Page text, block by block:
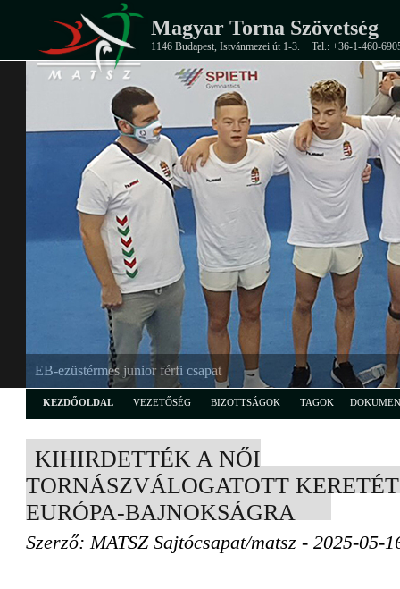
Magyar Torna Szövetség
1146 Budapest, Istvánmezei út 1-3. Tel.: +36-1-460-
EB-ezüstérmes junior férfi csapat
KEZDŐOLDAL VEZETŐSÉG BIZOTTSÁGOK TAGOK
KIHIRDETTÉK A NŐI
TORNÁSZVÁLOGATOTT
EURÓPA-BAJNOKSÁGRA
Szerző: MATSZ Sajtócsapat/matsz - 2025-05-